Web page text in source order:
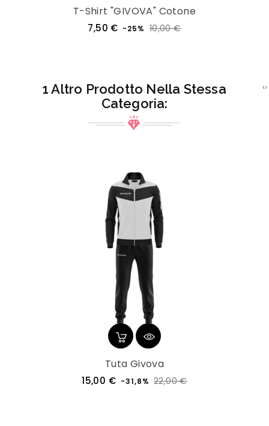
T-Shirt "GIVOVA" Cotone
7,50 € Prezzo
-25% 10,00 €Prezzo
1 Altro Prodotto Nella Stessa
Categoria:
Tuta Givova
15,00 € Prezzo
-31,8% 22,00 €Prezzo
‹›